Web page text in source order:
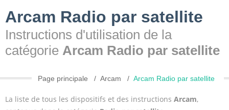
Arcam Radio par satellite
Instructions d'utilisation de la
catégorie Arcam Radio par satellite
Page principale Arcam Arcam Radio par satellite
La liste de tous les dispositifs et des instructions Arcam,